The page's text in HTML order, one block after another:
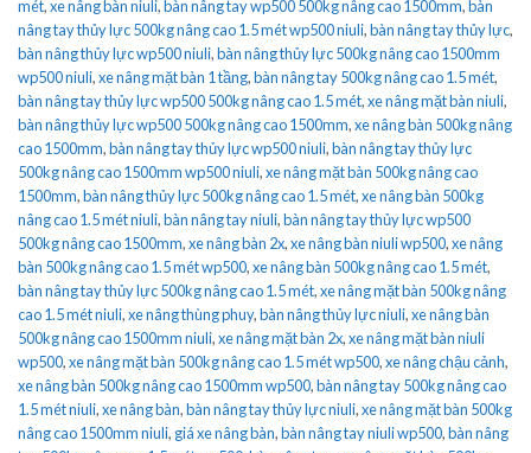
mét,xe nâng bàn niuli,bàn nâng tay wp500 500kg nâng cao 1500mm,bàn
nâng tay thủy lực 500kg nâng cao 1.5 mét wp500 niuli,bàn nâng tay thủy lực,
bàn nâng thủy lực wp500 niuli,bàn nâng thủy lực 500kg nâng cao 1500mm
wp500 niuli,xe nâng mặt bàn 1 tầng,bàn nâng tay 500kg nâng cao 1.5 mét,
bàn nâng tay thủy lực wp500 500kg nâng cao 1.5 mét,xe nâng mặt bàn niuli,
bàn nâng thủy lực wp500 500kg nâng cao 1500mm,xe nâng bàn 500kg nâng
cao 1500mm,bàn nâng tay thủy lực wp500 niuli,bàn nâng tay thủy lực
500kg nâng cao 1500mm wp500 niuli,xe nâng mặt bàn 500kg nâng cao
1500mm,bàn nâng thủy lực 500kg nâng cao 1.5 mét,xe nâng bàn 500kg
nâng cao 1.5 mét niuli,bàn nâng tay niuli,bàn nâng tay thủy lực wp500
500kg nâng cao 1500mm,xe nâng bàn 2x,xe nâng bàn niuli wp500,xe nâng
bàn 500kg nâng cao 1.5 mét wp500,xe nâng bàn 500kg nâng cao 1.5 mét,
bàn nâng tay thủy lực 500kg nâng cao 1.5 mét,xe nâng mặt bàn 500kg nâng
cao 1.5 mét niuli,xe nâng thùng phuy,bàn nâng thủy lực niuli,xe nâng bàn
500kg nâng cao 1500mm niuli,xe nâng mặt bàn 2x,xe nâng mặt bàn niuli
wp500,xe nâng mặt bàn 500kg nâng cao 1.5 mét wp500,xe nâng chậu cảnh,
xe nâng bàn 500kg nâng cao 1500mm wp500,bàn nâng tay 500kg nâng cao
1.5 mét niuli,xe nâng bàn,bàn nâng tay thủy lực niuli,xe nâng mặt bàn 500kg
nâng cao 1500mm niuli, giá xe nâng bàn,bàn nâng tay niuli wp500,bàn nâng